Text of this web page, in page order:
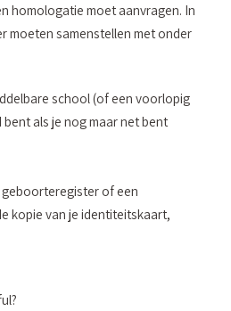
homologatie moet aanvragen. In
moeten samenstellen met onder
school (of een voorlopig
als je nog maar net bent
of een
kopie van je identiteitskaart,